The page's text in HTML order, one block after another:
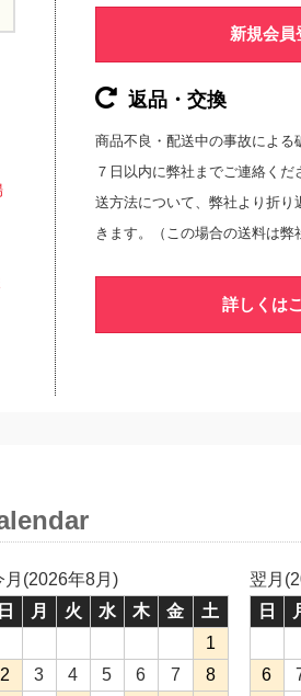
新規会員
返品・交換
商品不良・配送中の事故による
７日以内に弊社までご連絡くだ
送方法について、弊社より折り
きます。（この場合の送料は弊
詳しくは
月(2026年8月)
日
月 火 水 木 金
土
1
2
3 4 5 6 7 8
翌月
日
6